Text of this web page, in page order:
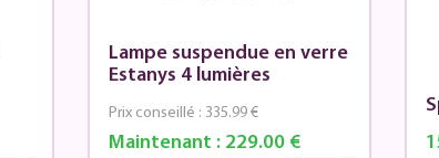
Lampe suspendue en verre
Estanys 4 lumières
Maintenant :229.00 €
Prix conseillé : 335.99 €